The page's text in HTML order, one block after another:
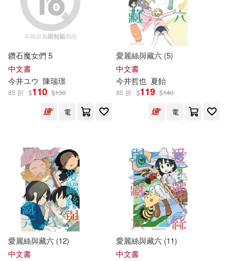
（日）今井正明(5)
（日）今井美佐(5)
ながえSTYLE(4) タイキ(4)
今井 ユウ(4) 今井久美雄(4)
今井誠(4) 淺野敦子(4)
西条真二(4)
PRESTIGE DIGITAL BOOK SERIE
バルタン(3)
warner music(3) 世茂(3)
采實文化(3) 野人(3)
Milkyway(2) Neo Media(2)
ウィットスタジオ(2)
グラフィック社(2)
スターツ出版(2) 三悅文化(2)
作者/演唱/譯/編/繪(402)
價格
鑽石魔女們 5
中文書
今井ユウ 陳瑞璟
85 折 $110 $130
電
愛麗絲與藏六 (5)
中文書
今井哲也 夏飴
85 折 $119 $140
電
愛麗絲與藏六 (12)
中文書
愛麗絲與藏六 (11)
中文書